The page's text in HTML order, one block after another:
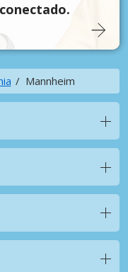
Mannheim